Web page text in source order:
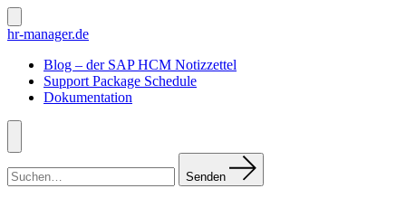
Zum
Inhalt
Suche
ein-/ausblenden
hr-manager.de
Blog – der SAP HCM Notizzettel
Support Package Schedule
Dokumentation
Menü
nach:
Senden